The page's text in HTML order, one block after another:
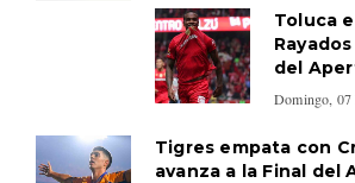
Toluca
del
Domingo, 07
Tigres empata con
avanza a la Final del